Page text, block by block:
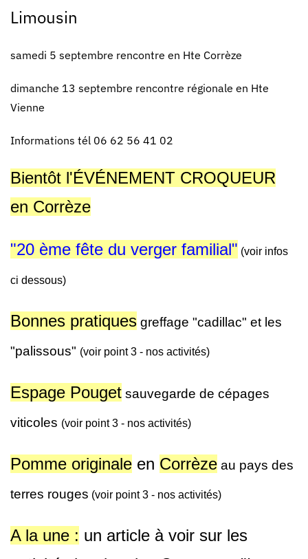
Limousin
samedi 5 septembre rencontre en Hte Corrèze
dimanche 13 septembre rencontre régionale en Hte
Vienne
Informations tél 06 62 56 41 02
Bientôt l'ÉVÉNEMENT CROQUEUR
en Corrèze
"20 ème fête du verger familial" (voir infos
ci dessous)
Bonnes pratiques greffage "cadillac" et les
"palissous" (voir point 3 - nos activités)
Espage Pouget sauvegarde de cépages
viticoles (voir point 3 - nos activités)
Pomme originale en Corrèze au pays des
terres rouges (voir point 3 - nos activités)
A la une : un article à voir sur les